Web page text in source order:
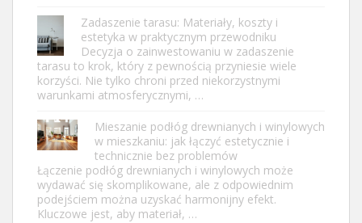
Zadaszenie tarasu: Materiały, koszty i
estetyka w praktycznym przewodniku
Decyzja o zainwestowaniu w zadaszenie
tarasu to krok, który z pewnością przyniesie wiele
korzyści. Nie tylko chroni przed niekorzystnymi
warunkami atmosferycznymi, …
Mieszanie podłóg drewnianych i winylowych
w mieszkaniu: jak łączyć estetycznie i
technicznie bez problemów
Łączenie podłóg drewnianych i winylowych może
wydawać się skomplikowane, ale z odpowiednim
podejściem można uzyskać harmonijny efekt.
Kluczowe jest, aby materiał, …